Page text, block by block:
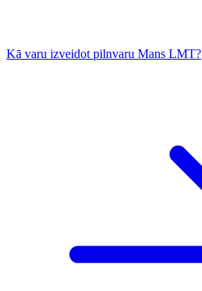
Kā varu izveidot pilnvaru Mans LMT?